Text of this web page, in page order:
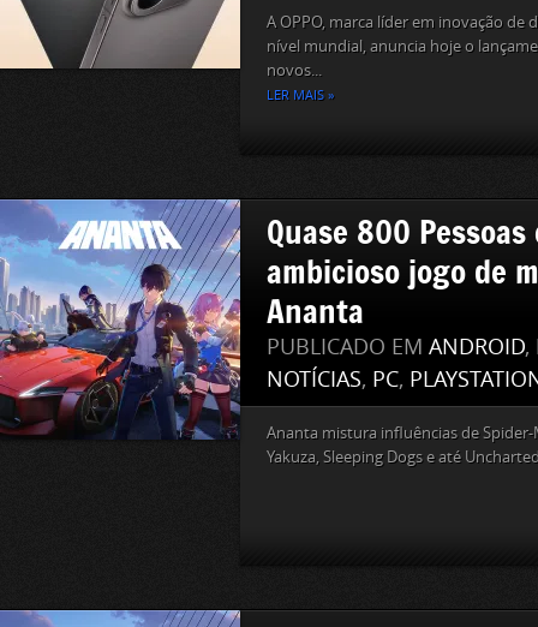
A OPPO, marca líder em inovação de
nível mundial, anuncia hoje o
novos...
LER MAIS »
Quase 800
ambicioso jogo de
Ananta
PUBLICADO EM ANDROID,
NOTÍCIAS, PC,
Ananta mistura influências de Spider-
Yakuza, Sleeping Dogs e até